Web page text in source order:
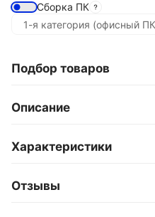
Сборка ПК
Подбор товаров
Описание
Характеристики
Отзывы